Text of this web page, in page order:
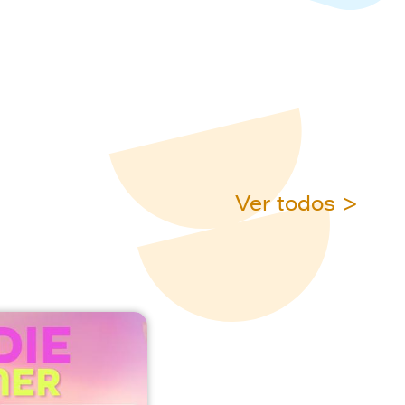
Ver todos >